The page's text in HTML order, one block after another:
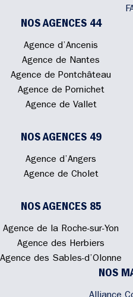
NOS AGENCES 44
Agence d’Ancenis
Agence de Nantes
Agence de Pontchâteau
Agence de Pornichet
Agence de Vallet
NOS AGENCES 49
Agence d’Angers
Agence de Cholet
NOS AGENCES 85
Agence de la Roche-sur-Yon
Agence des Herbiers
Agence des Sables-d’Olonne
NOS